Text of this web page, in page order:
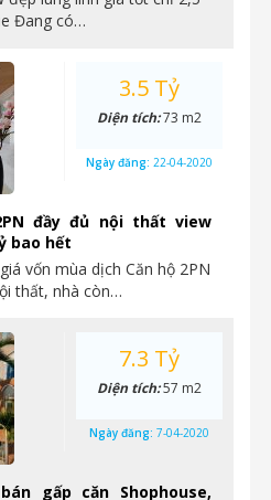
Đang có…
đầy đủ nội thất view
bao hết
vốn mùa dịch Căn hộ 2PN
thất, nhà còn…
3.5 Tỷ
Diện tích:73 m2
Ngày đăng: 22-04-2020
gấp căn Shophouse,
7.3 Tỷ
Diện tích:57 m2
Ngày đăng: 7-04-2020